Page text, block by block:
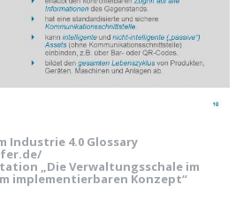
Industrie 4.0 Glossary
„Die Verwaltungsschale im
implementierbaren Konzept“